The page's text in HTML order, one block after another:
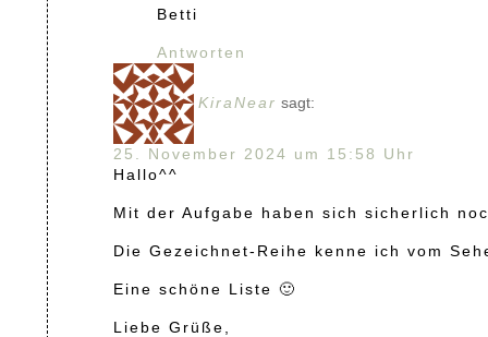
Betti
Antworten
KiraNear sagt:
25. November 2024 um 15:58 Uhr
Hallo^^
Mit der Aufgabe haben sich sicherlich
Die Gezeichnet-Reihe kenne ich vom
Eine schöne Liste 🙂
Liebe Grüße,